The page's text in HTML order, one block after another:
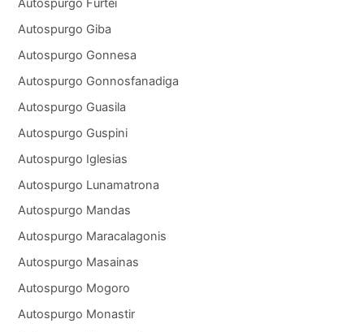
Autospurgo Furtei
Autospurgo Giba
Autospurgo Gonnesa
Autospurgo Gonnosfanadiga
Autospurgo Guasila
Autospurgo Guspini
Autospurgo Iglesias
Autospurgo Lunamatrona
Autospurgo Mandas
Autospurgo Maracalagonis
Autospurgo Masainas
Autospurgo Mogoro
Autospurgo Monastir